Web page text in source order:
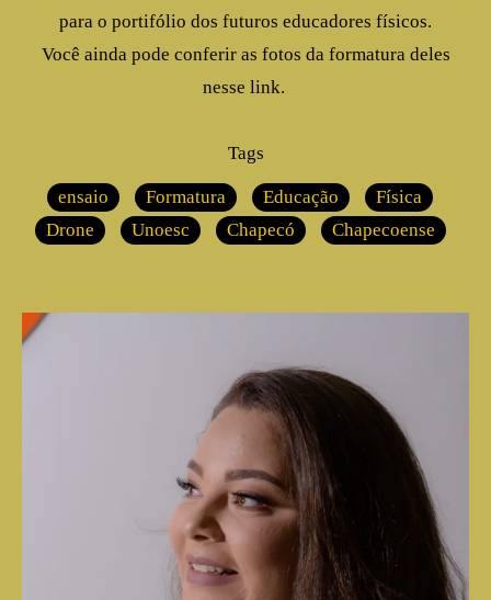
para o portifólio dos futuros educadores físicos.
Você ainda pode conferir as fotos da formatura deles
nesse link.
Tags
ensaio Formatura Educação
Física
Drone
Unoesc Chapecó Chapecoense